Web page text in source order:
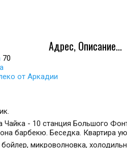
Адрес, Описание...
70
от Аркадии
Чайка - 10 станция Большого
барбекю. Беседка. Квартира
микроволновка,